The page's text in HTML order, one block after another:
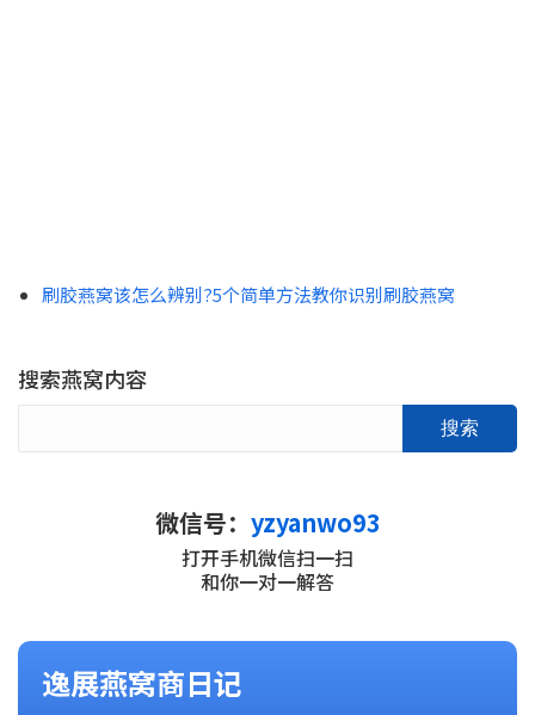
刷胶燕窝该怎么辨别?5个简单方法教你识别刷胶燕窝
搜索燕窝内容
搜索
微信号： yzyanwo93
打开手机微信扫一扫
和你一对一解答
逸展燕窝商日记